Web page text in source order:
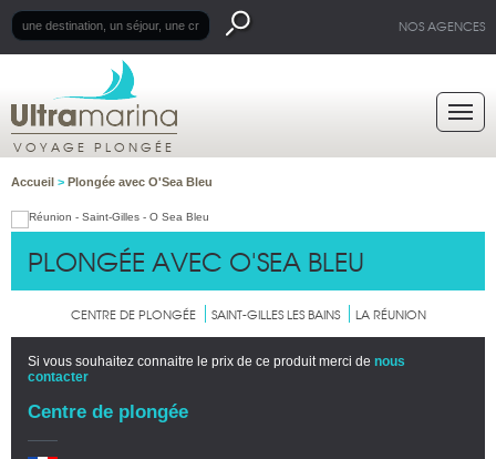
NOS AGENCES
VOYAGE PLONGÉE
Accueil > Plongée avec O'Sea Bleu
PLONGÉE AVEC O'SEA BLEU
CENTRE DE PLONGÉE SAINT-GILLES LES BAINS LA RÉUNION
Si vous souhaitez connaitre le prix de ce produit merci de nous
contacter
Centre de plongée